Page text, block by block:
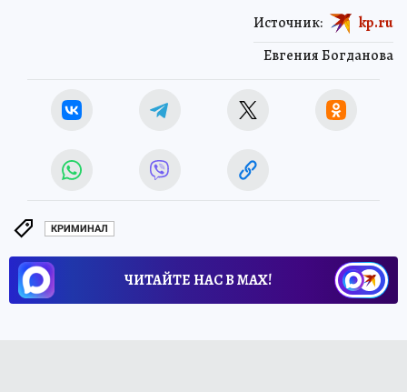
Евгения Богданова
Источник: kp.ru
КРИМИНАЛ
ЧИТАЙТЕ НАС В МАХ!